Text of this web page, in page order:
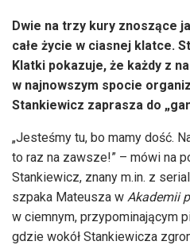
Dwie na trzy kury znoszące
całe życie w ciasnej klatce.
Klatki pokazuje, że każdy z
w najnowszym spocie
Stankiewicz zaprasza do
„Jesteśmy tu, bo mamy dość.
to raz na zawsze!” – mówi na
Stankiewicz, znany m.in. z
szpaka Mateusza w Akademii
w ciemnym, przypominającym
gdzie wokół Stankiewicza